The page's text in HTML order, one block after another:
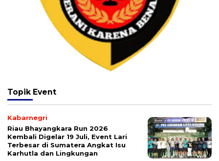
Topik Event
Kabarnegri
Riau Bhayangkara Run 2026
Kembali Digelar 19 Juli, Event Lari
Terbesar di Sumatera Angkat Isu
Karhutla dan Lingkungan